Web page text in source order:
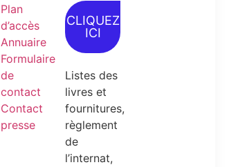
Plan
d’accès
Annuaire
Formulaire
de
contact
Contact
presse
CLIQUEZ
ICI
Listes des
livres et
fournitures,
règlement
de
l’internat,